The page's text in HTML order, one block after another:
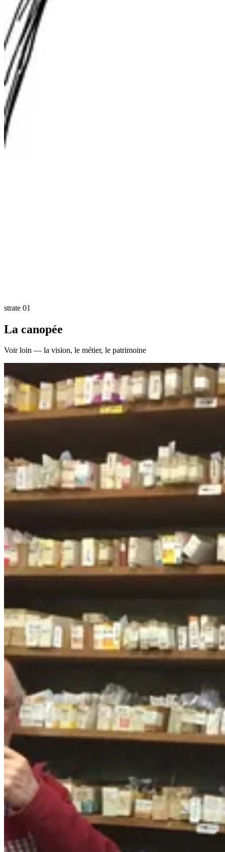
strate 01
La canopée
Voir loin — la vision, le métier, le patrimoine